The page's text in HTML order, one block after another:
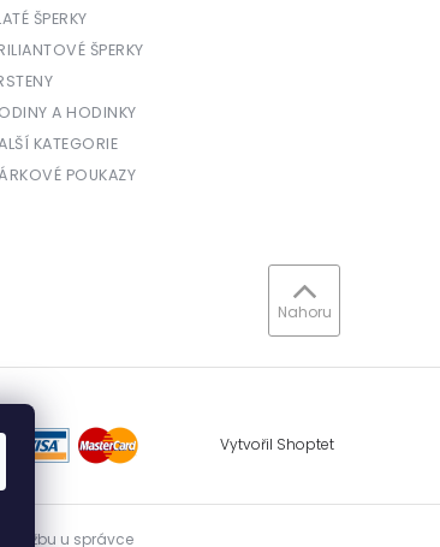
ŠPERKY
ŠPERKY
A HODINKY
KATEGORIE
POUKAZY
Vytvořil Shoptet
Nahoru
tržbu u správce